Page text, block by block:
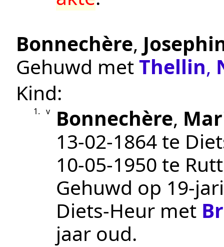
Bonnechère,
Gehuwd metThellin,
Kind:
1. v Bonnechère,
13‑02‑1864te
10‑05‑1950 te
Gehuwd op 19-
Diets-Heur met
jaar oud.